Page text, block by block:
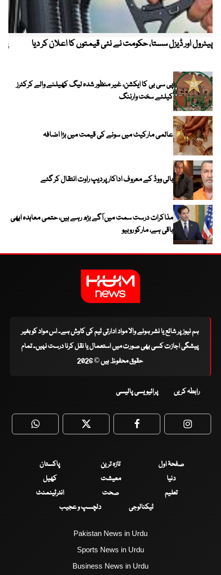
پیٹرول اور ڈیزل سستا، حکومت نے نئی قیمتوں کا اعلان کر دیا
پی سی بی کا ایکشن، غیر منظور شدہ لیگ کھیلنے والے کرکٹرز
کیلئے سخت وارننگ
عالمی مارکیٹ میں سونے کی قیمت میں بڑا اضافہ
بالی ووڈ کے معروف اداکار پردیپ راوت انتقال کر گئے
مذاکرات درست سمت میں آگے بڑھ رہے ہیں، حتمی معاہدہ ابھی
باقی ہے، مارکو روبیو
ہم نیوز پر شائع یا نشر ہونے والا مواد ادارتی ٹیم کی کاوش ہے۔ اس مواد کو بغیر
پیشگی اجازت کسی بھی صورت میں استعمال یا نقل کرنا درست نہیں۔ تمام
حقوق محفوظ ہیں © 2026
رابطہ کریں پرائیویسی پالیسی
WhatsApp Twitter Facebook
صفحۂ اول تازہ ترین
پاکستان
دنیا
معیشت
کھیل
تعلیم
صحت
انٹرٹینمنٹ
ٹیکنالوجی
دلچسپ و عجیب
Pakistan News in Urdu
Sports News in Urdu
Business News in Urdu